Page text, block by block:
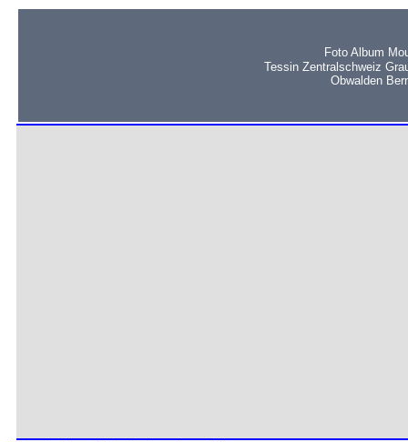
Foto Album
Tessin Zentralschweiz
Obwalden